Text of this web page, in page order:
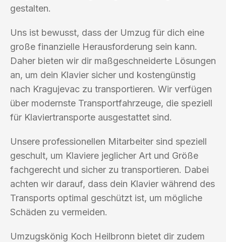
gestalten.
Uns ist bewusst, dass der Umzug für dich eine
große finanzielle Herausforderung sein kann.
Daher bieten wir dir maßgeschneiderte Lösungen
an, um dein Klavier sicher und kostengünstig
nach Kragujevac zu transportieren. Wir verfügen
über modernste Transportfahrzeuge, die speziell
für Klaviertransporte ausgestattet sind.
Unsere professionellen Mitarbeiter sind speziell
geschult, um Klaviere jeglicher Art und Größe
fachgerecht und sicher zu transportieren. Dabei
achten wir darauf, dass dein Klavier während des
Transports optimal geschützt ist, um mögliche
Schäden zu vermeiden.
Umzugskönig Koch Heilbronn bietet dir zudem